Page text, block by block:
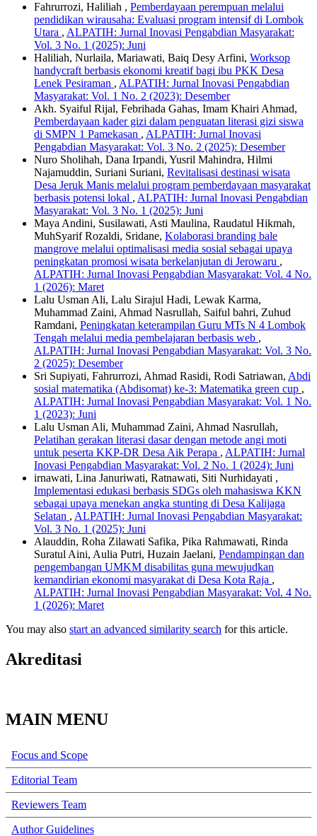
Fahrurrozi, Haliliah , Pemberdayaan perempuan melalui
pendidikan wirausaha: Evaluasi program intensif di Lombok
Utara , ALPATIH: Jurnal Inovasi Pengabdian Masyarakat:
Vol. 3 No. 1 (2025): Juni
Haliliah, Nurlaila, Mariawati, Baiq Desy Arfini, Worksop
handycraft berbasis ekonomi kreatif bagi ibu PKK Desa
Lenek Pesiraman , ALPATIH: Jurnal Inovasi Pengabdian
Masyarakat: Vol. 1 No. 2 (2023): Desember
Akh. Syaiful Rijal, Febrihada Gahas, Imam Khairi Ahmad,
Pemberdayaan kader gizi dalam penguatan literasi gizi siswa
di SMPN 1 Pamekasan , ALPATIH: Jurnal Inovasi
Pengabdian Masyarakat: Vol. 3 No. 2 (2025): Desember
Nuro Sholihah, Dana Irpandi, Yusril Mahindra, Hilmi
Najamuddin, Suriani Suriani, Revitalisasi destinasi wisata
Desa Jeruk Manis melalui program pemberdayaan masyarakat
berbasis potensi lokal , ALPATIH: Jurnal Inovasi Pengabdian
Masyarakat: Vol. 3 No. 1 (2025): Juni
Maya Andini, Susilawati, Asti Maulina, Raudatul Hikmah,
MuhSyarif Rozaldi, Sridane, Kolaborasi branding bale
mangrove melalui optimalisasi media sosial sebagai upaya
peningkatan promosi wisata berkelanjutan di Jerowaru ,
ALPATIH: Jurnal Inovasi Pengabdian Masyarakat: Vol. 4 No.
1 (2026): Maret
Lalu Usman Ali, Lalu Sirajul Hadi, Lewak Karma,
Muhammad Zaini, Ahmad Nasrullah, Saiful bahri, Zuhud
Ramdani, Peningkatan keterampilan Guru MTs N 4 Lombok
Tengah melalui media pembelajaran berbasis web ,
ALPATIH: Jurnal Inovasi Pengabdian Masyarakat: Vol. 3 No.
2 (2025): Desember
Sri Supiyati, Fahrurrozi, Ahmad Rasidi, Rodi Satriawan, Abdi
sosial matematika (Abdisomat) ke-3: Matematika green cup ,
ALPATIH: Jurnal Inovasi Pengabdian Masyarakat: Vol. 1 No.
1 (2023): Juni
Lalu Usman Ali, Muhammad Zaini, Ahmad Nasrullah,
Pelatihan gerakan literasi dasar dengan metode angi moti
untuk peserta KKP-DR Desa Aik Perapa , ALPATIH: Jurnal
Inovasi Pengabdian Masyarakat: Vol. 2 No. 1 (2024): Juni
irnawati, Lina Januriwati, Ratnawati, Siti Nurhidayati ,
Implementasi edukasi berbasis SDGs oleh mahasiswa KKN
sebagai upaya menekan angka stunting di Desa Kalijaga
Selatan , ALPATIH: Jurnal Inovasi Pengabdian Masyarakat:
Vol. 3 No. 1 (2025): Juni
Alauddin, Roha Zilawati Safika, Pika Rahmawati, Rinda
Suratul Aini, Aulia Putri, Huzain Jaelani, Pendampingan dan
pengembangan UMKM disabilitas guna mewujudkan
kemandirian ekonomi masyarakat di Desa Kota Raja ,
ALPATIH: Jurnal Inovasi Pengabdian Masyarakat: Vol. 4 No.
1 (2026): Maret
You may also start an advanced similarity search for this article.
Akreditasi
MAIN MENU
Focus and Scope
Editorial Team
Reviewers Team
Author Guidelines